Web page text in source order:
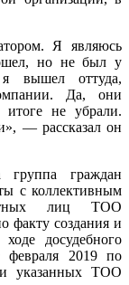
Я являюсь
но не был у
вышел оттуда,
Да, они
итоге не убрали.
— рассказал он
граждан
с коллективным
лиц ТОО
создания и
досудебного
февраля 2019 по
указанных ТОО